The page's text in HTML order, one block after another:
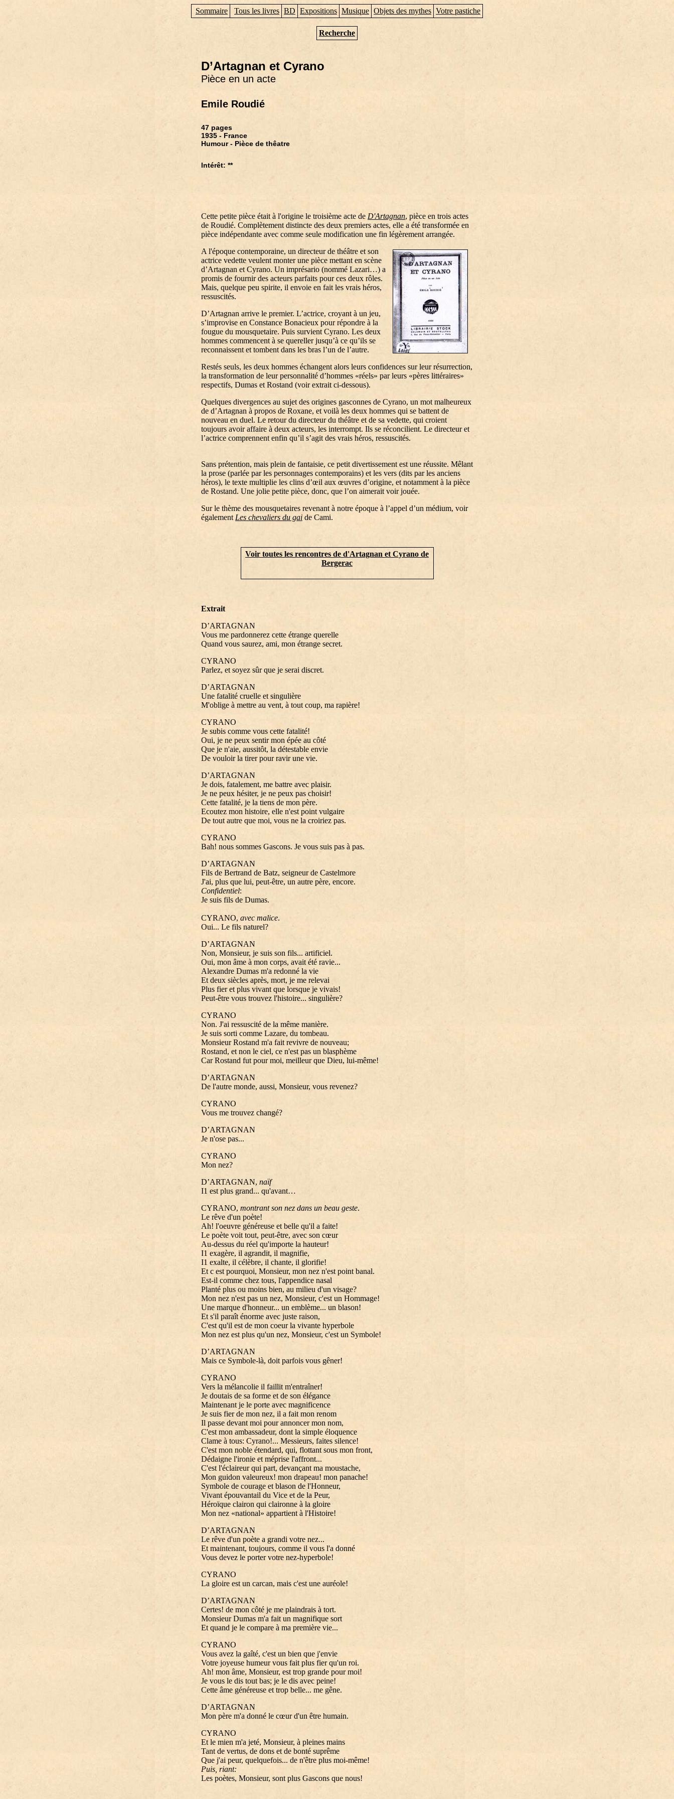
Sommaire Tous les livres BD Expositions Musique Objets des mythes Votre pastiche
Recherche
D’Artagnan et Cyrano
Pièce en un acte
Emile Roudié
47 pages
1935 - France
Humour - Pièce de thêatre
Intérêt: **
Cette petite pièce était à l'origine le troisième acte de D'Artagnan, pièce en trois actes
de Roudié. Complètement distincte des deux premiers actes, elle a été transformée en
pièce indépendante avec comme seule modification une fin légèrement arrangée.
A l'époque contemporaine, un directeur de théâtre et son
actrice vedette veulent monter une pièce mettant en scène
d’Artagnan et Cyrano. Un imprésario (nommé Lazari…) a
promis de fournir des acteurs parfaits pour ces deux rôles.
Mais, quelque peu spirite, il envoie en fait les vrais héros,
ressuscités.
D’Artagnan arrive le premier. L’actrice, croyant à un jeu,
s’improvise en Constance Bonacieux pour répondre à la
fougue du mousquetaire. Puis survient Cyrano. Les deux
hommes commencent à se quereller jusqu’à ce qu’ils se
reconnaissent et tombent dans les bras l’un de l’autre.
Restés seuls, les deux hommes échangent alors leurs confidences sur leur résurrection,
la transformation de leur personnalité d’hommes «réels» par leurs «pères littéraires»
respectifs, Dumas et Rostand (voir extrait ci-dessous).
Quelques divergences au sujet des origines gasconnes de Cyrano, un mot malheureux
de d’Artagnan à propos de Roxane, et voilà les deux hommes qui se battent de
nouveau en duel. Le retour du directeur du théâtre et de sa vedette, qui croient
toujours avoir affaire à deux acteurs, les interrompt. Ils se réconcilient. Le directeur et
l’actrice comprennent enfin qu’il s’agit des vrais héros, ressuscités.
Sans prétention, mais plein de fantaisie, ce petit divertissement est une réussite. Mêlant
la prose (parlée par les personnages contemporains) et les vers (dits par les anciens
héros), le texte multiplie les clins d’œil aux œuvres d’origine, et notamment à la pièce
de Rostand. Une jolie petite pièce, donc, que l’on aimerait voir jouée.
Sur le thème des mousquetaires revenant à notre époque à l’appel d’un médium, voir
également Les chevaliers du gai de Cami.
Voir toutes les rencontres de d'Artagnan et Cyrano de
Bergerac
Extrait
D’ARTAGNAN
Vous me pardonnerez cette étrange querelle
Quand vous saurez, ami, mon étrange secret.
CYRANO
Parlez, et soyez sûr que je serai discret.
D’ARTAGNAN
Une fatalité cruelle et singulière
M'oblige à mettre au vent, à tout coup, ma rapière!
CYRANO
Je subis comme vous cette fatalité!
Oui, je ne peux sentir mon épée au côté
Que je n'aie, aussitôt, la détestable envie
De vouloir la tirer pour ravir une vie.
D’ARTAGNAN
Je dois, fatalement, me battre avec plaisir.
Je ne peux hésiter, je ne peux pas choisir!
Cette fatalité, je la tiens de mon père.
Ecoutez mon histoire, elle n'est point vulgaire
De tout autre que moi, vous ne la croiriez pas.
CYRANO
Bah! nous sommes Gascons. Je vous suis pas à pas.
D’ARTAGNAN
Fils de Bertrand de Batz, seigneur de Castelmore
J'ai, plus que lui, peut-être, un autre père, encore.
Confidentiel:
Je suis fils de Dumas.
CYRANO, avec malice.
Oui... Le fils naturel?
D’ARTAGNAN
Non, Monsieur, je suis son fils... artificiel.
Oui, mon âme à mon corps, avait été ravie...
Alexandre Dumas m'a redonné la vie
Et deux siècles après, mort, je me relevai
Plus fier et plus vivant que lorsque je vivais!
Peut-être vous trouvez l'histoire... singulière?
CYRANO
Non. J'ai ressuscité de la même manière.
Je suis sorti comme Lazare, du tombeau.
Monsieur Rostand m'a fait revivre de nouveau;
Rostand, et non le ciel, ce n'est pas un blasphème
Car Rostand fut pour moi, meilleur que Dieu, lui-même!
D’ARTAGNAN
De l'autre monde, aussi, Monsieur, vous revenez?
CYRANO
Vous me trouvez changé?
D’ARTAGNAN
Je n'ose pas...
CYRANO
Mon nez?
D’ARTAGNAN, naïf
I1 est plus grand... qu'avant…
CYRANO, montrant son nez dans un beau geste.
Le rêve d'un poète!
Ah! l'oeuvre généreuse et belle qu'il a faite!
Le poète voit tout, peut-être, avec son cœur
Au-dessus du réel qu'importe la hauteur!
I1 exagère, il agrandit, il magnifie,
I1 exalte, il célèbre, il chante, il glorifie!
Et c est pourquoi, Monsieur, mon nez n'est point banal.
Est-il comme chez tous, l'appendice nasal
Planté plus ou moins bien, au milieu d'un visage?
Mon nez n'est pas un nez, Monsieur, c'est un Hommage!
Une marque d'honneur... un emblème... un blason!
Et s'il paraît énorme avec juste raison,
C'est qu'il est de mon coeur la vivante hyperbole
Mon nez est plus qu'un nez, Monsieur, c'est un Symbole!
D’ARTAGNAN
Mais ce Symbole-là, doit parfois vous gêner!
CYRANO
Vers la mélancolie il faillit m'entraîner!
Je doutais de sa forme et de son élégance
Maintenant je le porte avec magnificence
Je suis fier de mon nez, il a fait mon renom
Il passe devant moi pour annoncer mon nom,
C'est mon ambassadeur, dont la simple éloquence
Clame à tous: Cyrano!... Messieurs, faites silence!
C'est mon noble étendard, qui, flottant sous mon front,
Dédaigne l'ironie et méprise l'affront...
C'est l'éclaireur qui part, devançant ma moustache,
Mon guidon valeureux! mon drapeau! mon panache!
Symbole de courage et blason de l'Honneur,
Vivant épouvantail du Vice et de la Peur,
Héroïque clairon qui claironne à la gloire
Mon nez «national» appartient à l'Histoire!
D’ARTAGNAN
Le rêve d'un poète a grandi votre nez...
Et maintenant, toujours, comme il vous l'a donné
Vous devez le porter votre nez-hyperbole!
CYRANO
La gloire est un carcan, mais c'est une auréole!
D’ARTAGNAN
Certes! de mon côté je me plaindrais à tort.
Monsieur Dumas m'a fait un magnifique sort
Et quand je le compare à ma première vie...
CYRANO
Vous avez la gaîté, c'est un bien que j'envie
Votre joyeuse humeur vous fait plus fier qu'un roi.
Ah! mon âme, Monsieur, est trop grande pour moi!
Je vous le dis tout bas; je le dis avec peine!
Cette âme généreuse et trop belle... me gêne.
D’ARTAGNAN
Mon père m'a donné le cœur d'un être humain.
CYRANO
Et le mien m'a jeté, Monsieur, à pleines mains
Tant de vertus, de dons et de bonté suprême
Que j'ai peur, quelquefois... de n'être plus moi-même!
Puis, riant:
Les poètes, Monsieur, sont plus Gascons que nous!